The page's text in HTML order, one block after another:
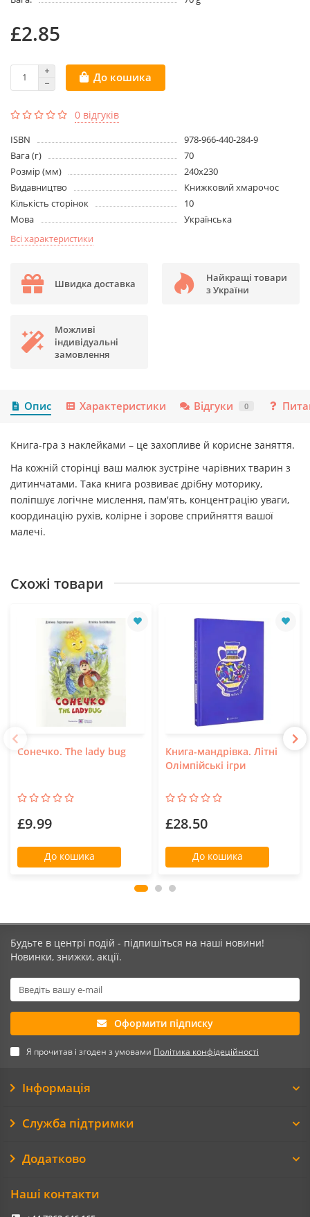
£2.85
До кошика
0 відгуків
ISBN
978-966-440-284-9
Вага (г)
70
Розмір (мм)
240х230
Видавництво
Книжковий хмарочос
Кількість сторінок
10
Мова
Українська
Всі характеристики
Швидка доставка
Найкращі товари
з України
Можливі
індивідуальні
замовлення
Опис Характеристики Відгуки 0
Книга-гра з наклейками – це захопливе й корисне заняття.
На кожній сторінці ваш малюк зустріне чарівних тварин з
дитинчатами. Така книга розвиває дрібну моторику,
поліпшує логічне мислення, пам'ять, концентрацію уваги,
координацію рухів, колірне і зорове сприйняття вашої
малечі.
Схожі товари
Сонечко. The lady bug
£9.99
До кошика
Книга-мандрівка. Літні
Олімпійські ігри
£28.50
До кошика
Будьте в центрі подій - підпишіться на наші новини!
Новинки, знижки, акції.
Оформити підписку
Я прочитав і згоден з умовами Політика конфідеційності
Інформація
Служба підтримки
Додатково
Наші контакти